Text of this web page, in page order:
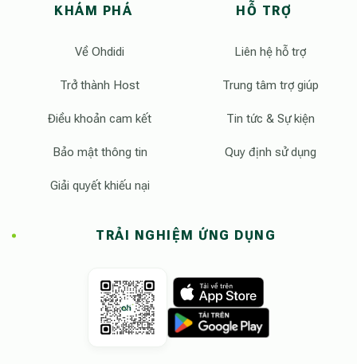
KHÁM PHÁ
Về Ohdidi
Trở thành Host
Điều khoản cam kết
Bảo mật thông tin
Giải quyết khiếu nại
HỖ TRỢ
Liên hệ hỗ trợ
Trung tâm trợ giúp
Tin tức & Sự kiện
Quy định sử dụng
TRẢI NGHIỆM ỨNG DỤNG